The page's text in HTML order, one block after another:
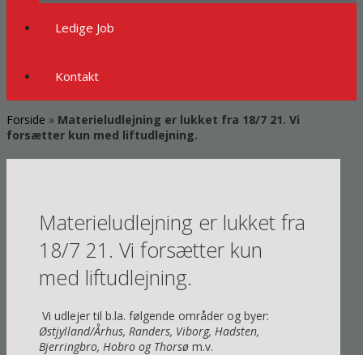
Ledige Job
Kontakt
Forside » Materieludlejning er lukket fra 18/7 21. Vi
forsætter kun med liftudlejning.
Materieludlejning er lukket fra
18/7 21. Vi forsætter kun
med liftudlejning.
Vi udlejer til b.la. følgende områder og byer:
Østjylland/Århus, Randers, Viborg, Hadsten,
Bjerringbro, Hobro og Thorsø m.v.